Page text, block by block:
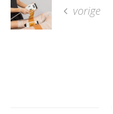
vorige